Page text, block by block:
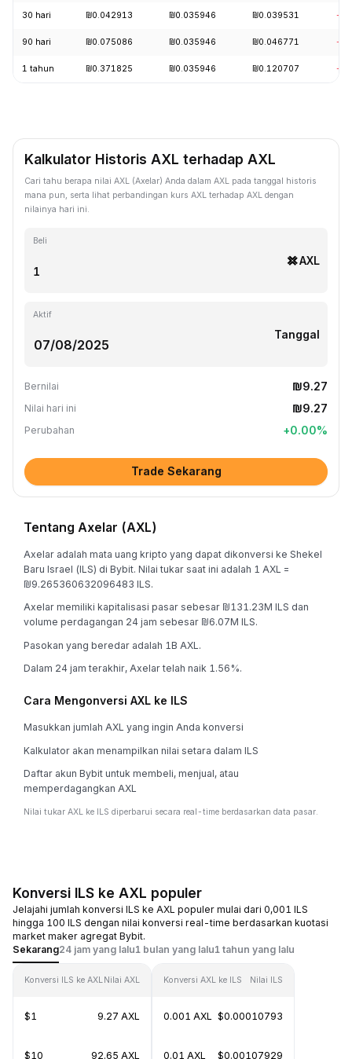
30 hari ₪0.042913 ₪0.035946 ₪0.039531 -
90 hari ₪0.075086 ₪0.035946 ₪0.046771 -
1 tahun ₪0.371825 ₪0.035946 ₪0.120707 -
Kalkulator Historis AXL terhadap AXL
Cari tahu berapa nilai AXL (Axelar) Anda dalam AXL pada tanggal historis
mana pun, serta lihat perbandingan kurs AXL terhadap AXL dengan
nilainya hari ini.
Beli
AXL
Aktif
Tanggal
Bernilai ₪9.27
Nilai hari ini ₪9.27
Perubahan +0.00%
Trade Sekarang
Tentang Axelar (AXL)
Axelar adalah mata uang kripto yang dapat dikonversi ke Shekel
Baru Israel (ILS) di Bybit. Nilai tukar saat ini adalah 1 AXL =
₪9.265360632096483 ILS.
Axelar memiliki kapitalisasi pasar sebesar ₪131.23M ILS dan
volume perdagangan 24 jam sebesar ₪6.07M ILS.
Pasokan yang beredar adalah 1B AXL.
Dalam 24 jam terakhir, Axelar telah naik 1.56%.
Cara Mengonversi AXL ke ILS
Masukkan jumlah AXL yang ingin Anda konversi
Kalkulator akan menampilkan nilai setara dalam ILS
Daftar akun Bybit untuk membeli, menjual, atau
memperdagangkan AXL
Nilai tukar AXL ke ILS diperbarui secara real-time berdasarkan data pasar.
Konversi ILS ke AXL populer
Jelajahi jumlah konversi ILS ke AXL populer mulai dari 0,001 ILS
hingga 100 ILS dengan nilai konversi real-time berdasarkan kuotasi
market maker agregat Bybit.
Sekarang24 jam yang lalu1 bulan yang lalu1 tahun yang lalu
Konversi ILS ke AXLNilai AXL
$1 9.27 AXL
$10 92.65 AXL
Konversi AXL ke ILS Nilai ILS
0.001 AXL $0.00010793
0.01 AXL $0.00107929